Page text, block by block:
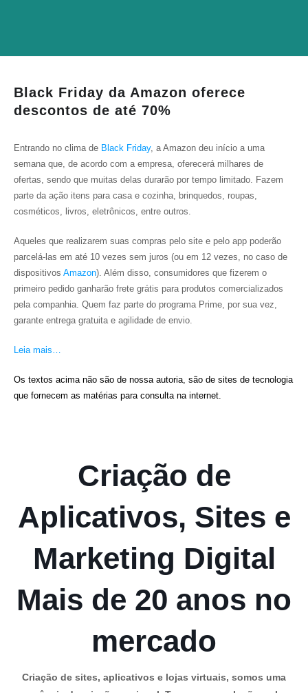
Black Friday da Amazon oferece
descontos de até 70%
Entrando no clima de Black Friday, a Amazon deu início a uma
semana que, de acordo com a empresa, oferecerá milhares de
ofertas, sendo que muitas delas durarão por tempo limitado. Fazem
parte da ação itens para casa e cozinha, brinquedos, roupas,
cosméticos, livros, eletrônicos, entre outros.
Aqueles que realizarem suas compras pelo site e pelo app poderão
parcelá-las em até 10 vezes sem juros (ou em 12 vezes, no caso de
dispositivos Amazon). Além disso, consumidores que fizerem o
primeiro pedido ganharão frete grátis para produtos comercializados
pela companhia. Quem faz parte do programa Prime, por sua vez,
garante entrega gratuita e agilidade de envio.
Leia mais…
Os textos acima não são de nossa autoria, são de sites de tecnologia
que fornecem as matérias para consulta na internet.
Criação de
Aplicativos, Sites e
Marketing Digital
Mais de 20 anos no
mercado
Criação de sites, aplicativos e lojas virtuais, somos uma